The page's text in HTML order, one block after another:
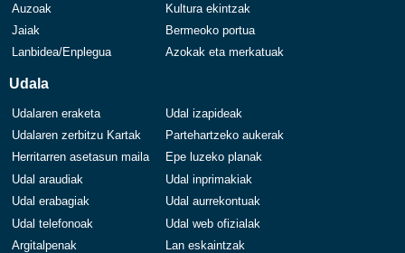
Auzoak
Kultura ekintzak
Jaiak
Bermeoko portua
Lanbidea/Enplegua
Azokak eta merkatuak
Udala
Udalaren eraketa
Udal izapideak
Udalaren zerbitzu Kartak
Partehartzeko aukerak
Herritarren asetasun maila
Epe luzeko planak
Udal araudiak
Udal inprimakiak
Udal erabagiak
Udal aurrekontuak
Udal telefonoak
Udal web ofizialak
Argitalpenak
Lan eskaintzak